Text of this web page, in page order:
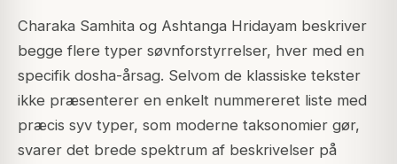
Charaka Samhita og Ashtanga Hridayam beskriver
begge flere typer søvnforstyrrelser, hver med en
specifik dosha-årsag. Selvom de klassiske tekster
ikke præsenterer en enkelt nummereret liste med
præcis syv typer, som moderne taksonomier gør,
svarer det brede spektrum af beskrivelser på